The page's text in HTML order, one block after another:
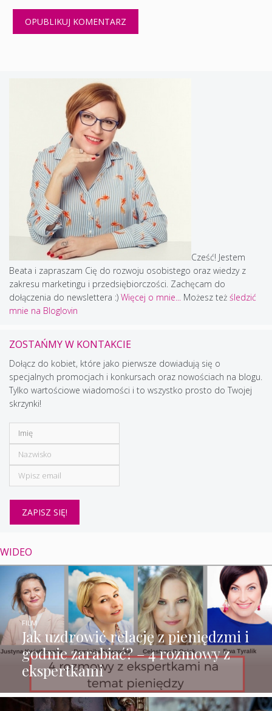
Cześć! Jestem
Beata i zapraszam Cię do rozwoju osobistego oraz wiedzy z
zakresu marketingu i przedsiębiorczości. Zachęcam do
dołączenia do newslettera :) Więcej o mnie... Możesz też śledzić
mnie na Bloglovin
ZOSTAŃMY W KONTAKCIE
Dołącz do kobiet, które jako pierwsze dowiadują się o
specjalnych promocjach i konkursach oraz nowościach na blogu.
Tylko wartościowe wiadomości i to wszystko prosto do Twojej
skrzynki!
WIDEO
Jak uzdrowić relację z pieniędzmi i
godnie zarabiać? – 4 rozmowy z
ekspertkami
FILM